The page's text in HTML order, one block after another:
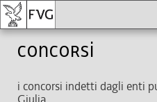
Concorsi
i concorsi indetti dagli enti